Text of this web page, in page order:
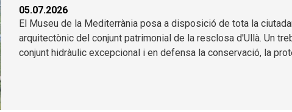
05.07.2026
El Museu de la Mediterrània posa a disposició de tota la
arquitectònic del conjunt patrimonial de la resclosa d'Ullà. Un
conjunt hidràulic excepcional i en defensa la conservació, la